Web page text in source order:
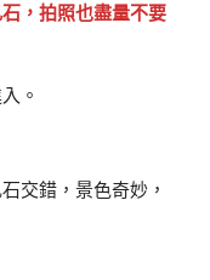
，拍照也盡量不要
。
交錯，景色奇妙，